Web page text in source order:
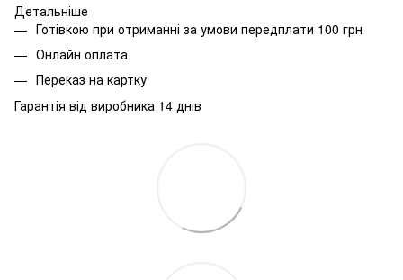
Детальніше
Готівкою при отриманні за умови передплати 100 грн
Онлайн оплата
Переказ на картку
Гарантія від виробника 14 днів